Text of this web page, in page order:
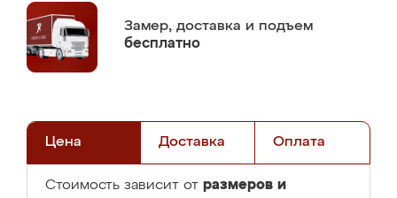
Замер, доставка и подъем
бесплатно
Цена Доставка Оплата
Стоимость зависит от размеров и